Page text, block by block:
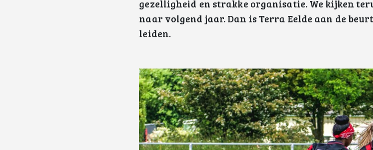
gezelligheid en strakke organisatie. We kijken
naar volgend jaar. Dan is Terra Eelde aan de
leiden.